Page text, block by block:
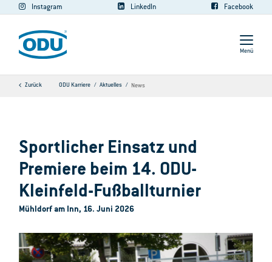
Instagram LinkedIn Facebook
Menü
Zurück ODU Karriere Aktuelles News
Sportlicher Einsatz und
Premiere beim 14. ODU-
Kleinfeld-Fußballturnier
Mühldorf am Inn, 16. Juni 2026